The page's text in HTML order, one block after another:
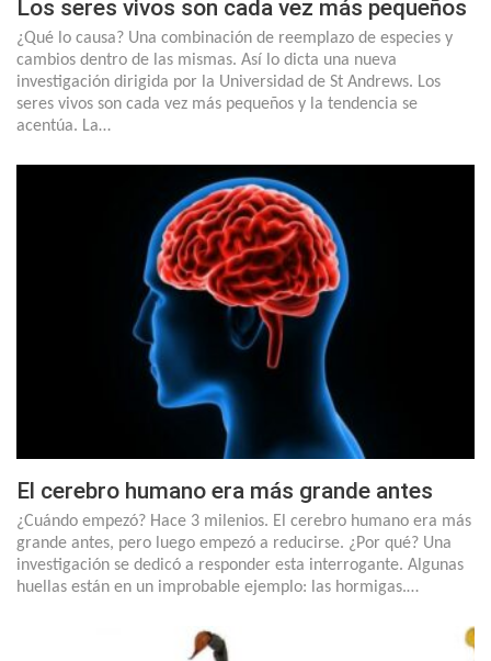
Los seres vivos son cada vez más pequeños
¿Qué lo causa? Una combinación de reemplazo de especies y
cambios dentro de las mismas. Así lo dicta una nueva
investigación dirigida por la Universidad de St Andrews. Los
seres vivos son cada vez más pequeños y la tendencia se
acentúa. La…
El cerebro humano era más grande antes
¿Cuándo empezó? Hace 3 milenios. El cerebro humano era más
grande antes, pero luego empezó a reducirse. ¿Por qué? Una
investigación se dedicó a responder esta interrogante. Algunas
huellas están en un improbable ejemplo: las hormigas.…